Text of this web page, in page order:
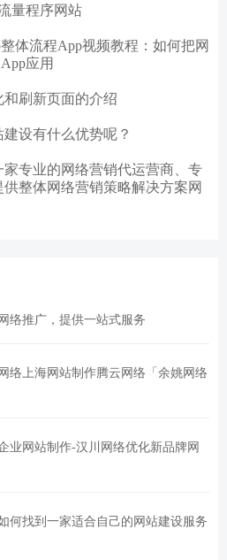
量程序网站
体流程App视频教程：如何把网
应用
刷新页面的介绍
设有什么优势呢？
专业的网络营销代运营商、专
整体网络营销策略解决方案网
络推广，提供一站式服务
络上海网站制作腾云网络「余姚网络
业网站制作-汉川网络优化新品牌网
何找到一家适合自己的网站建设服务